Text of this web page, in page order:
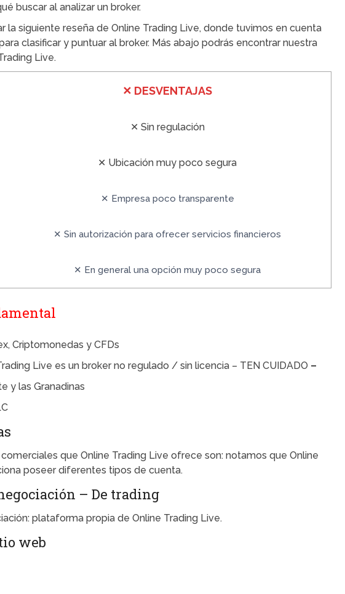
buscar al analizar un broker.
la siguiente reseña de Online Trading Live, donde tuvimos en cuenta
clasificar y puntuar al broker. Más abajo podrás encontrar nuestra
Live.
✕ DESVENTAJAS
✕ Sin regulación
✕ Ubicación muy poco segura
✕ Empresa poco transparente
✕ Sin autorización para ofrecer servicios financieros
✕ En general una opción muy poco segura
Criptomonedas y CFDs
Live es un broker no regulado / sin licencia – TEN CUIDADO –
y las Granadinas
que Online Trading Live ofrece son: notamos que Online
poseer diferentes tipos de cuenta.
– De trading
plataforma propia de Online Trading Live.
web